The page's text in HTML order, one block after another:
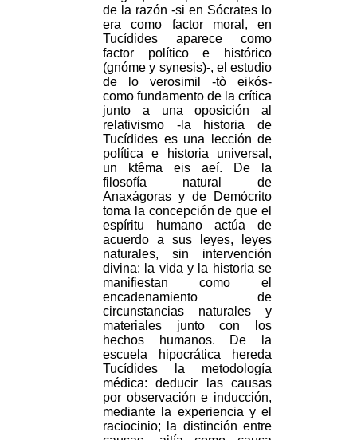
de la razón -si en Sócrates lo
era como factor moral, en
Tucídides aparece como
factor político e histórico
(gnóme y synesis)-, el estudio
de lo verosimil -tò eikós-
como fundamento de la crítica
junto a una oposición al
relativismo -la historia de
Tucídides es una lección de
política e historia universal,
un ktêma eis aeí. De la
filosofía natural de
Anaxágoras y de Demócrito
toma la concepción de que el
espíritu humano actúa de
acuerdo a sus leyes, leyes
naturales, sin intervención
divina: la vida y la historia se
manifiestan como el
encadenamiento de
circunstancias naturales y
materiales junto con los
hechos humanos. De la
escuela hipocrática hereda
Tucídides la metodología
médica: deducir las causas
por observación e inducción,
mediante la experiencia y el
raciocinio; la distinción entre